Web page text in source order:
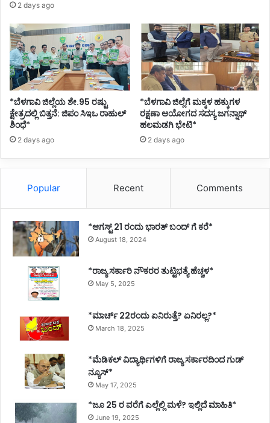
2 days ago
*ಬೆಳಗಾವಿ ಜಿಲ್ಲೆಯ ಶೇ.95 ರಷ್ಟು
ಕ್ಷೇತ್ರದಲ್ಲಿ ಬಿತ್ತನೆ: ಜಿಪಂ ಸಿಇಒ ರಾಹುಲ್
ಶಿಂಧೆ*
2 days ago
*ಬೆಳಗಾವಿ ಜಿಲ್ಲೆಗೆ ಮಕ್ಕಳ ಹಕ್ಕುಗಳ
ರಕ್ಷಣಾ ಆಯೋಗದ ಸದಸ್ಯ ಜಗನ್ನಾಥ್
ಹಲಮಡಗಿ ಭೇಟಿ*
2 days ago
Popular Recent Comments
*ಆಗಸ್ಟ್ 21 ರಂದು ಭಾರತ್‌ ಬಂದ್‌ ಗೆ ಕರೆ*
August 18, 2024
*ರಾಜ್ಯ ಸರ್ಕಾರಿ ನೌಕರರ ತುಟ್ಟಿಭತ್ಯೆ ಹೆಚ್ಚಳ*
May 5, 2025
*ಮಾರ್ಚ್ 22ರಂದು ಏನಿರುತ್ತೆ? ಏನಿರಲ್ಲ?*
March 18, 2025
*ಮೆಡಿಕಲ್ ವಿದ್ಯಾರ್ಥಿಗಳಿಗೆ ರಾಜ್ಯ ಸರ್ಕಾರದಿಂದ ಗುಡ್
ನ್ಯೂಸ್*
May 17, 2025
*ಜೂ 25 ರ ವರೆಗೆ ಎಲ್ಲೆಲ್ಲಿ ಮಳೆ? ಇಲ್ಲಿದೆ ಮಾಹಿತಿ*
June 19, 2025